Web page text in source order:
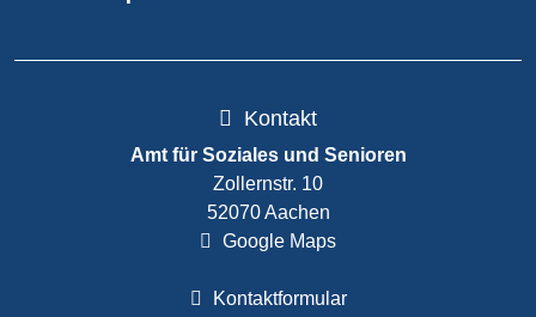
Kontakt
Amt für Soziales und Senioren
Zollernstr. 10
52070 Aachen
Google Maps
Kontaktformular